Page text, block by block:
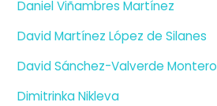
Daniel Viñambres Martínez
David Martínez López de Silanes
David Sánchez-Valverde Montero
Dimitrinka Nikleva